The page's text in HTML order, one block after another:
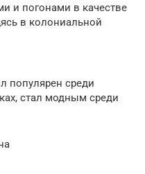
и погонами в качестве
в колониальной
популярен среди
стал модным среди